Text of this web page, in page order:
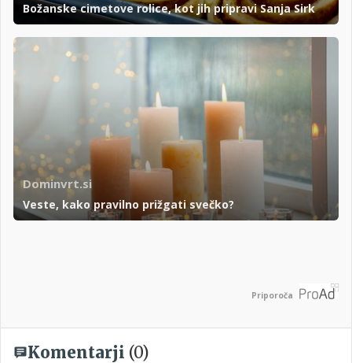
Božanske cimetove rolice, kot jih pripravi Sanja Sirk
Dominvrt.si
Veste, kako pravilno prižgati svečko?
Priporoča
Komentarji (0)